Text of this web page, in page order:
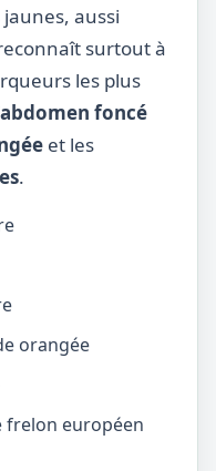
aussi
surtout à
les plus
abdomen foncé
et les
.
orangée
frelon européen